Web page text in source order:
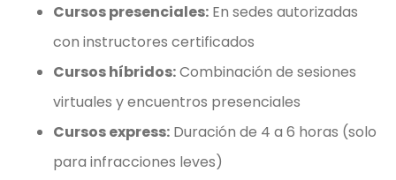
Cursos presenciales: En sedes autorizadas
con instructores certificados
Cursos híbridos:Combinación de sesiones
virtuales y encuentros presenciales
Cursos express: Duración de 4 a 6 horas (solo
para infracciones leves)